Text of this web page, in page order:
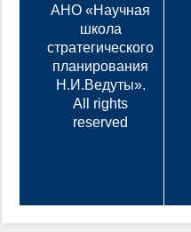
АНО «Научная
школа
стратегического
планирования
Н.И.Ведуты».
All rights
reserved